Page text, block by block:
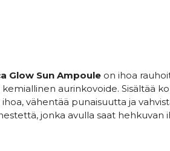
Glow Sun Ampoule on ihoa
aurinkovoide. Sisältää
vähentää punaisuutta ja
jonka avulla saat hehkuvan